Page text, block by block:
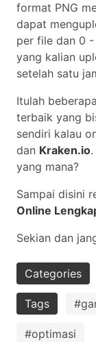
format PNG
dapat
per file dan 0 -
yang kalian
setelah satu
Itulah
terbaik yang
sendiri kalau
dan Kraken.io
yang mana?
Sampai disini
Online
Sekian dan
Categories
Tags
#optimasi